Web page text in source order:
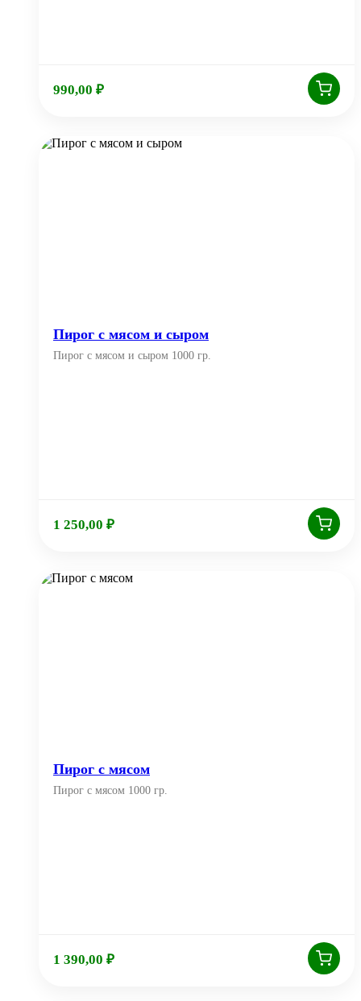
990,00 ₽
Пирог с мясом и сыром
Пирог с мясом и сыром 1000 гр.
1 250,00 ₽
Пирог с мясом
Пирог с мясом 1000 гр.
1 390,00 ₽